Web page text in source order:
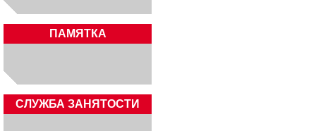
ПАМЯТКА
CЛУЖБА ЗАНЯТОСТИ